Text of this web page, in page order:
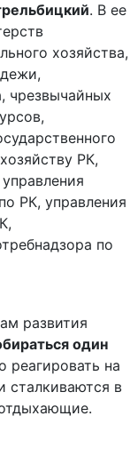
. В ее
хозяйства,
чрезвычайных
РК,
РК, управления
по
развития
один
реагировать на
сталкиваются в